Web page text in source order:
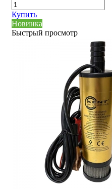
Купить
Новинка
Быстрый просмотр